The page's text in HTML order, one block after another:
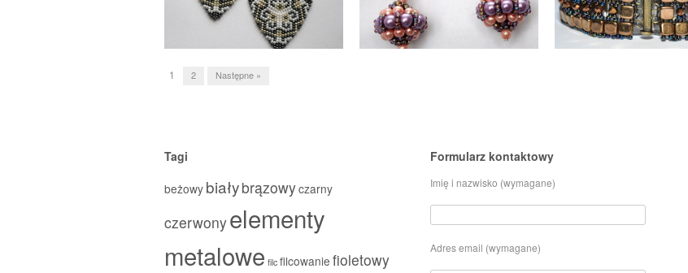
1 2 Następne »
Tagi
beżowy białybrązowyczarny
czerwonyelementy
metalowe filc filcowanie fioletowy
Formularz kontaktowy
Imię i nazwisko (wymagane)
Adres email (wymagane)